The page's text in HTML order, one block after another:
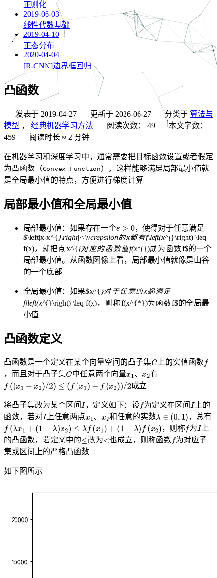
正则化
2019-06-03
线性代数基础
2019-04-10
正态分布
2020-04-04
[R-CNN]边界框回归
凸函数
发表于 2019-04-27 更新于 2026-06-27 分类于 算法与
模型 ， 经典机器学习方法 阅读次数： 49
本文字数：
459
阅读时长 ≈ 2 分钟
在机器学习和深度学习中，通常需要把目标函数设置或者假定
为凸函数（Convex Function），这样能够满足局部最小值就
是全局最小值的特点，方便进行梯度计算
局部最小值和全局最小值
局部最小值：如果存在一个
，使得对于任意满足
$\left|x-x^{}\right|<\varepsilon的x都有f\left(x^{}\right) \leq
f(x)， 就把 点 x^{}对应的函数值f(x^{})成为 函数f$的一个
局部最小值。从函数图像上看，局部最小值就像是山谷
的一个底部
全局最小值：如果$x^{}对于任意的x都满足
f\left(x^{}\right) \leq f(x)， 则 称f(x^{*})为 函数f$的全局最
小值
凸函数定义
凸函数是一个定义在某个向量空间的凸子集
上的实值函数
，而且对于凸子集
中任意两个向量 、
有
成立
将凸子集改为某个区间 ，定义如下：设 为定义在区间 上的
函数，若对 上任意两点 、 和任意的实数
，总有
，则称 为 上
的凸函数，若定义中的
改为 也成立，则称函数 为对应子
集或区间上的严格凸函数
如下图所示